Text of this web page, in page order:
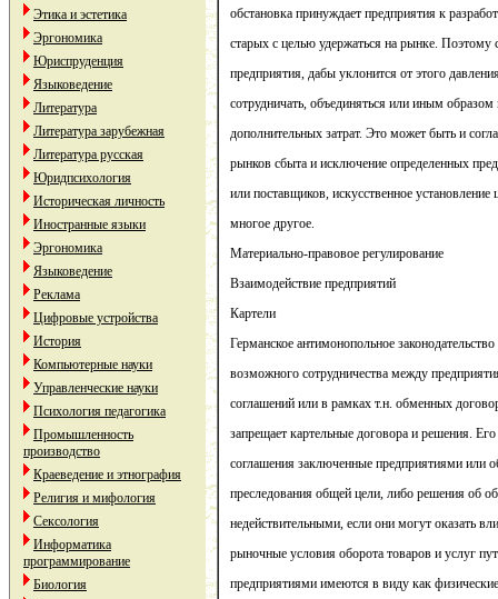
Этика и эстетика
Эргономика
Юриспруденция
Языковедение
Литература
Литература зарубежная
Литература русская
Юридпсихология
Историческая личность
Иностранные языки
Эргономика
Языковедение
Реклама
Цифровые устройства
История
Компьютерные науки
Управленческие науки
Психология педагогика
Промышленность
производство
Краеведение и этнография
Религия и мифология
Сексология
Информатика
программирование
Биология
обстановка принуждает предприятия к
старых с целью удержаться на рынке. Поэтому
предприятия, дабы уклонится от этого
сотрудничать, объединяться или иным
дополнительных затрат. Это может быть и
рынков сбыта и исключение определенных
или поставщиков, искусственное
многое другое.
Материально-правовое регулирование
Взаимодействие предприятий
Картели
Германское антимонопольное
возможного сотрудничества между
соглашений или в рамках т.н. обменных
запрещает картельные договора и решения.
соглашения заключенные предприятиями или
преследования общей цели, либо решения об
недействительными, если они могут оказать
рыночные условия оборота товаров и услуг
предприятиями имеются в виду как